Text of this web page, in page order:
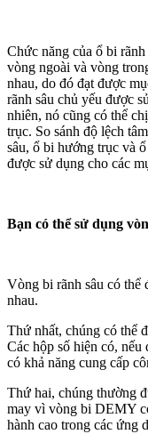
Chức năng của ổ bi
vòng ngoài và vòng
nhau, do đó đạt được
rãnh sâu chủ yếu được
nhiên, nó cũng có thể
trục. So sánh độ lệch
sâu, ổ bi hướng trục và
được sử dụng cho các
Bạn có thể sử dụng
Vòng bi rãnh sâu có thể
nhau.
Thứ nhất, chúng có thể
Các hộp số hiện có,
có khả năng cung cấp
Thứ hai, chúng thường
may vì vòng bi DEMY
hành cao trong các ứng